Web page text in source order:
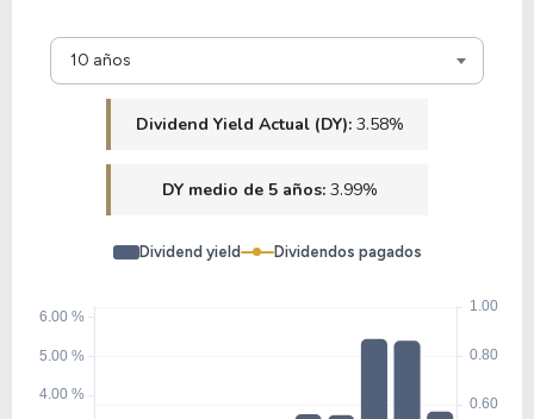
GNTX
2.06%
10 años
Dividend Yield Actual (DY): 3.58%
DY medio de 5 años: 3.99%
Dividend yield Dividendos pagados